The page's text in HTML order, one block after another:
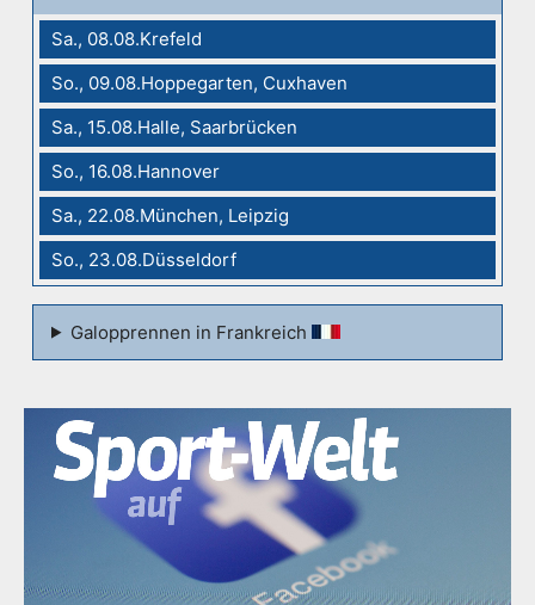
Sa., 08.08.Krefeld
So., 09.08.Hoppegarten, Cuxhaven
Sa., 15.08.Halle, Saarbrücken
So., 16.08.Hannover
Sa., 22.08.München, Leipzig
So., 23.08.Düsseldorf
Galopprennen in Frankreich